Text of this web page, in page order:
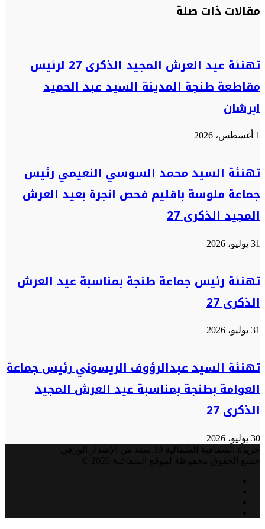
عبر
البريد
مقالات ذات صلة
تهنئة عيد العرش المجيد الذكرى 27 لرئيس
مقاطعة طنجة المدينة السيد عبد الحميد
ابرشان
1 أغسطس، 2026
تهنئة السيد محمد السوسي النعيمي رئيس
جماعة ملوسة باقليم فحص انجرة بعيد العرش
المجيد الذكرى 27
31 يوليو، 2026
تهنئة رئيس جماعة طنجة بمناسبة عيد العرش
الذكرى 27
31 يوليو، 2026
تهنئة السيد عبدالرؤوف الريسوني رئيس جماعة
العوامة بطنجة بمناسبة عيد العرش المجيد
الذكرى 27
30 يوليو، 2026